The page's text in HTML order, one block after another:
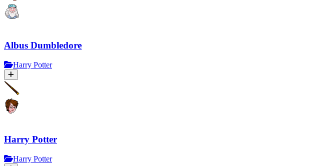
Albus Dumbledore
Harry Potter
Harry Potter
Harry Potter